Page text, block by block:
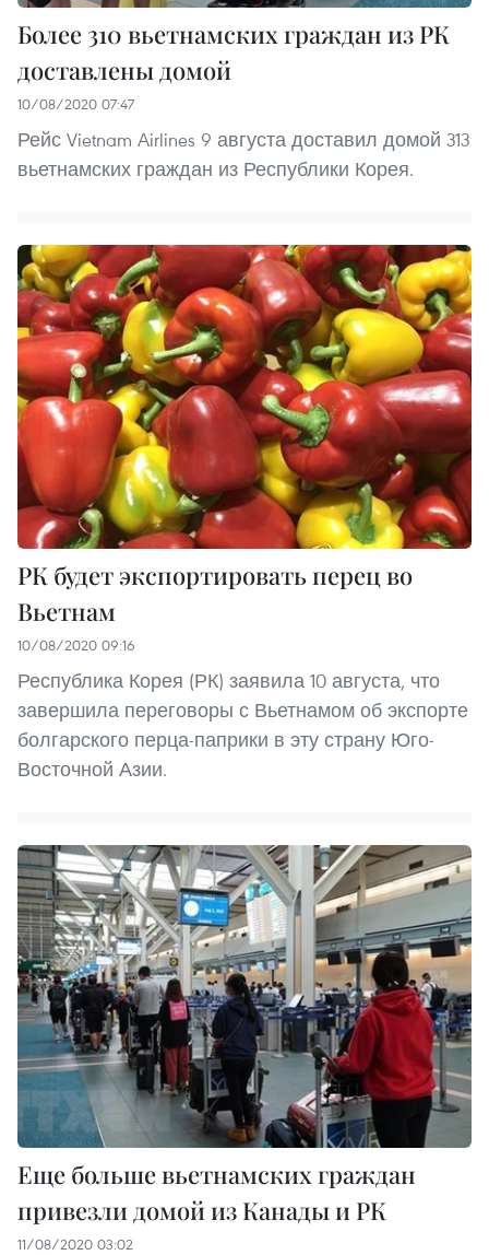
Более 310 вьетнамских граждан из РК
доставлены домой
10/08/2020 07:47
Рейс Vietnam Airlines 9 августа доставил домой 313
вьетнамских граждан из Республики Корея.
РК будет экспортировать перец во
Вьетнам
10/08/2020 09:16
Республика Корея (РК) заявила 10 августа, что
завершила переговоры с Вьетнамом об экспорте
болгарского перца-паприки в эту страну Юго-
Восточной Азии.
Еще больше вьетнамских граждан
привезли домой из Канады и РК
11/08/2020 03:02